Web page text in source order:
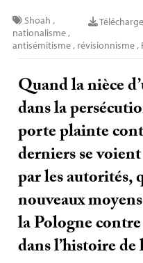
Shoah ,
nationalisme,
antisémitisme, révisionnisme,
Quand la nièce
dans la
porte plainte
derniers se
par les autorités,
nouveaux
la Pologne
dans l’histoire de